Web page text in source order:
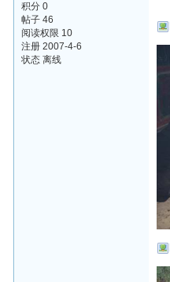
积分 0
帖子 46
阅读权限 10
注册 2007-4-6
状态 离线